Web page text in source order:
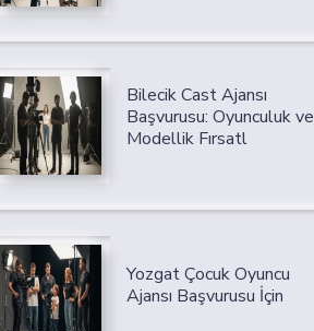
Bilecik Cast Ajansı
Başvurusu: Oyunculuk ve
Modellik Fırsatl
Yozgat Çocuk Oyuncu
Ajansı Başvurusu İçin